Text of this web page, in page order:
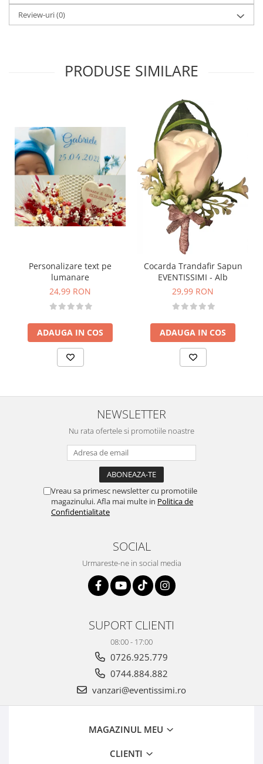
Review-uri(0)
PRODUSE SIMILARE
Personalizare text pe
lumanare
24,99 RON
ADAUGA IN COS
Cocarda Trandafir Sapun
EVENTISSIMI - Alb
29,99 RON
ADAUGA IN COS
NEWSLETTER
Nu rata ofertele si promotiile noastre
Vreau sa primesc newsletter cu promotiile
magazinului. Afla mai multe in Politica de
Confidentialitate
SOCIAL
Urmareste-ne in social media
SUPORT CLIENTI
08:00 - 17:00
0726.925.779
0744.884.882
vanzari@eventissimi.ro
MAGAZINUL MEU
CLIENTI